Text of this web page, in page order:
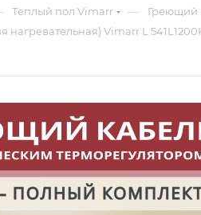
Теплый пол Vimarr — Греющий
нагревательная) Vimarr L